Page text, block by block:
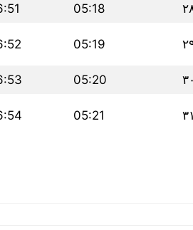
05:18
05:19
٣٠ 05:20
٣١ 05:21